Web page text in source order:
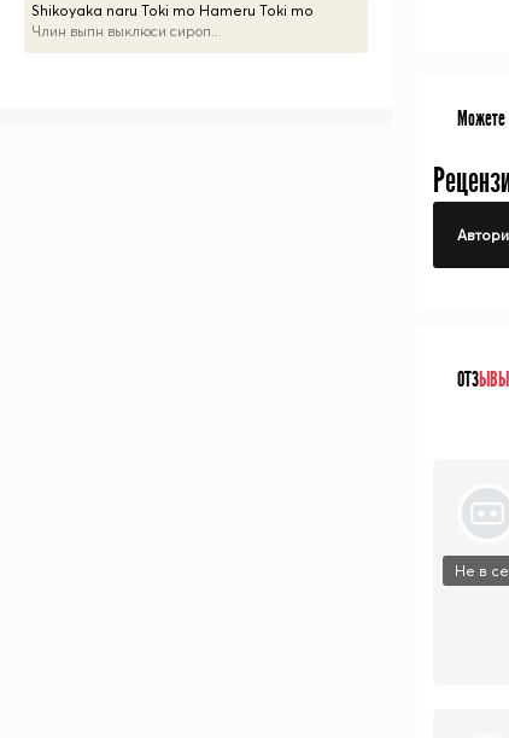
ОТЗ
Не в
Shikoyaka naru Toki mo Hameru Toki mo
Члин выпн выклюси сироп...